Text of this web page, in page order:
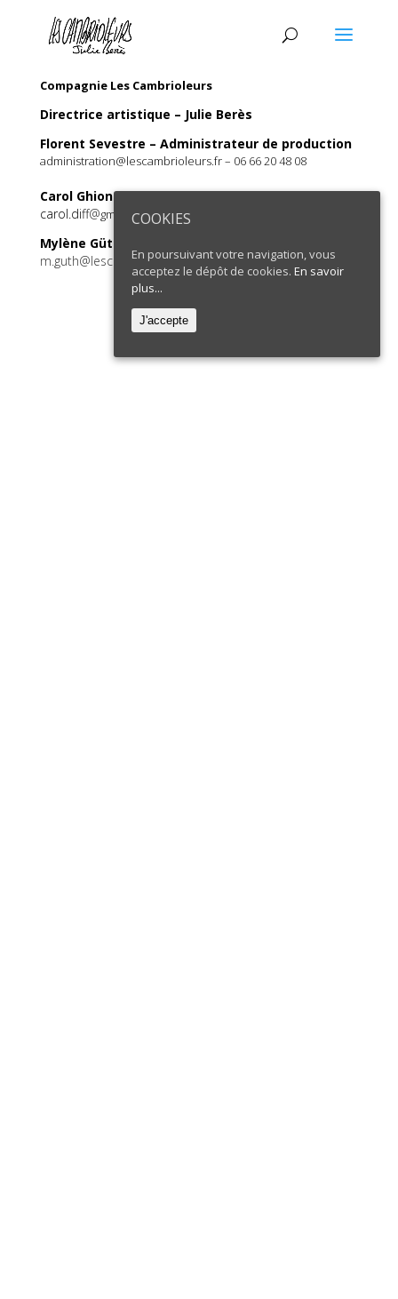
Compagnie Les Cambrioleurs
Directrice artistique – Julie Berès
Florent Sevestre – Administrateur de production
administration@lescambrioleurs.fr – 06 66 20 48 08
Carol Ghionda – Directrice de production
carol.diff@gmail.com –06 61 34 53 55
Mylène Güth – Attachée de production
m.guth@lescambrioleurs.fr–06 26 27 50 93
COOKIES
En poursuivant votre navigation, vous
acceptez le dépôt de cookies. En savoir
plus...
J'accepte